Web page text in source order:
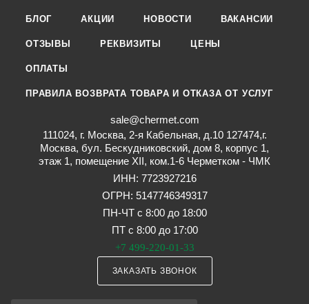
БЛОГ АКЦИИ НОВОСТИ ВАКАНСИИ
ОТЗЫВЫ РЕКВИЗИТЫ ЦЕНЫ
ОПЛАТЫ
ПРАВИЛА ВОЗВРАТА ТОВАРА И ОТКАЗА ОТ УСЛУГ
sale@chermet.com
111024, г. Москва, 2-я Кабельная, д.10 127474,г.
Москва, бул. Бескудниковский, дом 8, корпус 1,
этаж 1, помещение XII, ком.1-6 Черметком - ЧМК
ИНН: 7723927216
ОГРН: 5147746349317
ПН-ЧТ с 8:00 до 18:00
ПТ с 8:00 до 17:00
+7 499-220-01-33
ЗАКАЗАТЬ ЗВОНОК